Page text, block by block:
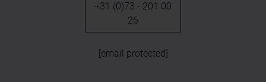
+31 (0)73 - 201 00
26
[email protected]